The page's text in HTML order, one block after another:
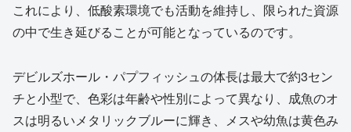
これにより、低酸素環境でも活動を維持し、限られた資源
の中で生き延びることが可能となっているのです。
デビルズホール・パプフィッシュの体長は最大で約3セン
チと小型で、色彩は年齢や性別によって異なり、成魚のオ
スは明るいメタリックブルーに輝き、メスや幼魚は黄色み